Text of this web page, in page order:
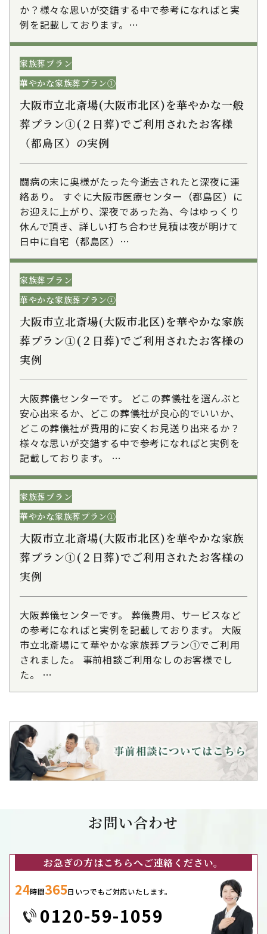
か？様々な思いが交錯する中で参考になればと実
例を記載しております。…
家族葬プラン
華やかな家族葬プラン①
大阪市立北斎場(大阪市北区)を華やかな一般
葬プラン①(２日葬)でご利用されたお客様
（都島区）の実例
闘病の末に奥様がたった今逝去されたと深夜に連
絡あり。 すぐに大阪市医療センター（都島区）に
お迎えに上がり、深夜であった為、今はゆっくり
休んで頂き、詳しい打ち合わせ見積は夜が明けて
日中に自宅（都島区）…
家族葬プラン
華やかな家族葬プラン①
大阪市立北斎場(大阪市北区)を華やかな家族
葬プラン①(２日葬)でご利用されたお客様の
実例
大阪葬儀センターです。 どこの葬儀社を選んぶと
安心出来るか、どこの葬儀社が良心的でいいか、
どこの葬儀社が費用的に安くお見送り出来るか？
様々な思いが交錯する中で参考になればと実例を
記載しております。 …
家族葬プラン
華やかな家族葬プラン①
大阪市立北斎場(大阪市北区)を華やかな家族
葬プラン①(２日葬)でご利用されたお客様の
実例
大阪葬儀センターです。 葬儀費用、サービスなど
の参考になればと実例を記載しております。 大阪
市立北斎場にて華やかな家族葬プラン①でご利用
されました。 事前相談ご利用なしのお客様でし
た。 …
お問い合わせ
お急ぎの方はこちらへご連絡ください。
24時間365日いつでもご対応いたします。
0120-59-1059